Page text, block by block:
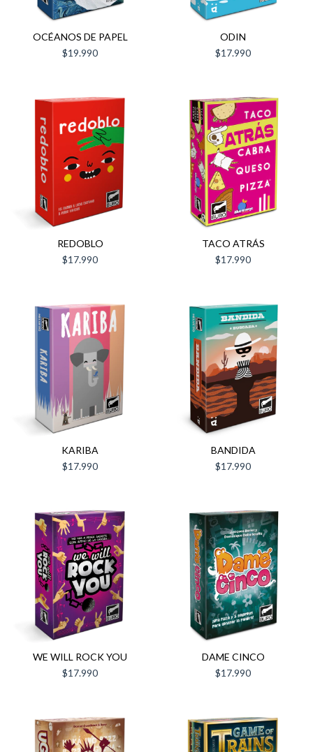
OCÉANOS DE PAPEL
$19.990
ODIN
$17.990
REDOBLO
$17.990
TACO ATRÁS
$17.990
KARIBA
$17.990
BANDIDA
$17.990
WE WILL ROCK YOU
$17.990
DAME CINCO
$17.990